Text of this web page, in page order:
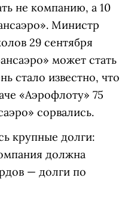
не компанию, а 10
Министр
29 сентября
может стать
стало известно, что
«Аэрофлоту» 75
сорвались.
крупные долги:
должна
— долги по